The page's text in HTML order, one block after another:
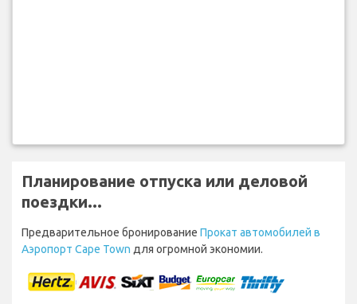
Планирование отпуска или деловой
поездки...
Предварительное бронирование Прокат автомобилей в
Аэропорт Cape Town для огромной экономии.